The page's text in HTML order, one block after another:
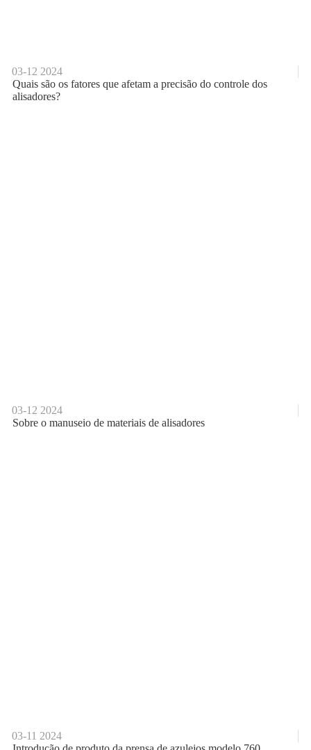
03-12 2024
Quais são os fatores que afetam a precisão do controle dos
alisadores?
03-12 2024
Sobre o manuseio de materiais de alisadores
03-11 2024